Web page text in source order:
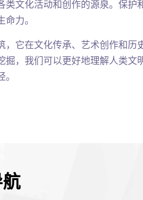
文化活动和创作的源泉。保护
力。
它在文化传承、艺术创作和历
，我们可以更好地理解人类文